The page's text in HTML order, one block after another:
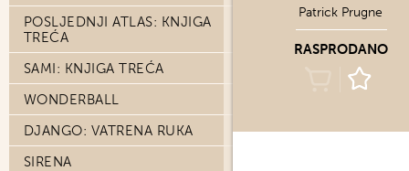
POSLJEDNJI ATLAS: KNJIGA
TREĆA
SAMI: KNJIGA TREĆA
WONDERBALL
DJANGO: VATRENA RUKA
SIRENA
Patrick Prugne
RASPRODANO